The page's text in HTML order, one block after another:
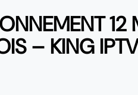
12
– KING